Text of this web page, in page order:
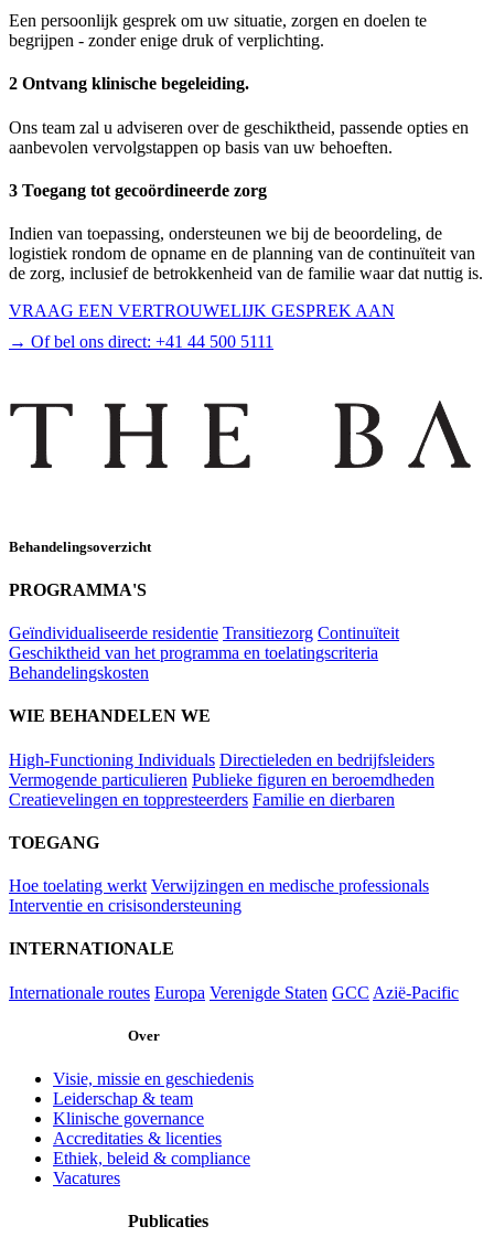
Een persoonlijk gesprek om uw situatie, zorgen en doelen te
begrijpen - zonder enige druk of verplichting.
2 Ontvang klinische begeleiding.
Ons team zal u adviseren over de geschiktheid, passende opties en
aanbevolen vervolgstappen op basis van uw behoeften.
3 Toegang tot gecoördineerde zorg
Indien van toepassing, ondersteunen we bij de beoordeling, de
logistiek rondom de opname en de planning van de continuïteit van
de zorg, inclusief de betrokkenheid van de familie waar dat nuttig is.
VRAAG EEN VERTROUWELIJK GESPREK AAN
→ Of bel ons direct: +41 44 500 5111
Behandelingsoverzicht
PROGRAMMA'S
Geïndividualiseerde residentie Transitiezorg Continuïteit
Geschiktheid van het programma en toelatingscriteria
Behandelingskosten
WIE BEHANDELEN WE
High-Functioning Individuals Directieleden en bedrijfsleiders
Vermogende particulieren Publieke figuren en beroemdheden
Creatievelingen en toppresteerders Familie en dierbaren
TOEGANG
Hoe toelating werkt Verwijzingen en medische professionals
Interventie en crisisondersteuning
INTERNATIONALE
Internationale routes Europa Verenigde Staten GCC Azië-Pacific
Over
Visie, missie en geschiedenis
Leiderschap & team
Klinische governance
Accreditaties & licenties
Ethiek, beleid & compliance
Vacatures
Publicaties